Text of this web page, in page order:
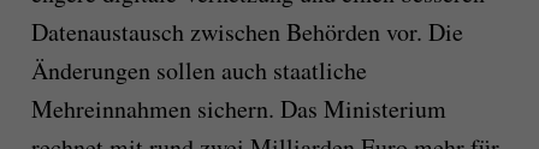
Datenaustausch zwischen Behörden vor. Die
Änderungen sollen auch staatliche
Mehreinnahmen sichern. Das Ministerium